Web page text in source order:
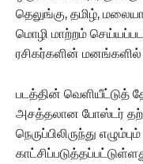
தெலுங்கு, தமிழ்,
மொழி மாற்றம்
ரசிகர்களின் மனங்களில்
படத்தின் வெளியீட்டுத்
அசத்தலான போஸ்டர்
நெருப்பிலிருந்து